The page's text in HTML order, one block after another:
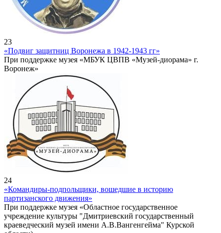
23
«Подвиг защитниц Воронежа в 1942-1943 гг»
При поддержке музея «МБУК ЦВПВ «Музей-диорама» г.
Воронеж»
24
«Командиры-подпольщики, вошедшие в историю
партизанского движения»
При поддержке музея «Областное государственное
учреждение культуры "Дмитриевский государственный
краеведческий музей имени А.В.Вангенгейма" Курской